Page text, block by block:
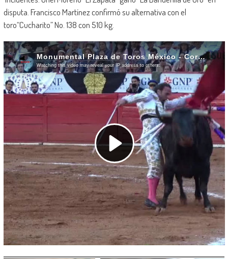
disputa. Francisco Martínez confirmó su alternativa con el
toro“Cucharito” No. 138 con 510 kg.